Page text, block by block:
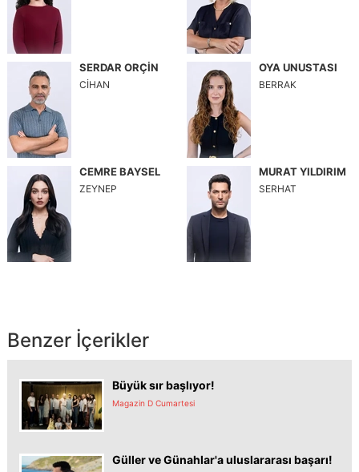
SERDAR ORÇİN
CİHAN
OYA UNUSTASI
BERRAK
CEMRE BAYSEL
ZEYNEP
MURAT YILDIRIM
SERHAT
Benzer İçerikler
Büyük sır başlıyor!
Magazin D Cumartesi
Güller ve Günahlar'a uluslararası başarı!